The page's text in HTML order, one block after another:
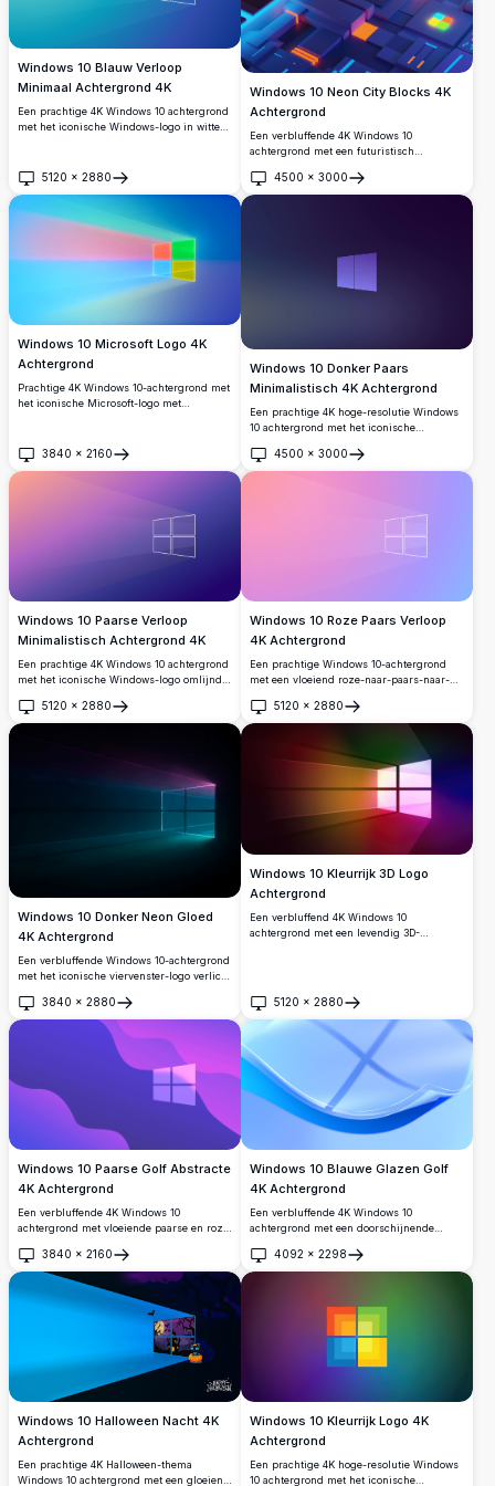
Windows 10 Blauw Verloop
Minimaal Achtergrond 4K
Een prachtige 4K Windows 10 achtergrond
met het iconische Windows-logo in witte
subtiele lichtstraal effecten, perfect voor
moderne desktopinstellingen.
5120 × 2880
Openen
Windows 10 Neon City Blocks 4K
Achtergrond
Een verbluffende 4K Windows 10
achtergrond met een futuristisch
neon oranje en blauwe lichten,
geometrische blokstructuren en het
4500 × 3000
Openen
Windows 10 Microsoft Logo 4K
Achtergrond
Prachtige 4K Windows 10-achtergrond met
het iconische Microsoft-logo met
op een vloeiende verlopende blauwe
achtergrond in ultrahoge resolutie.
3840 × 2160
Openen
Windows 10 Donker Paars
Minimalistisch 4K Achtergrond
Een prachtige 4K hoge-resolutie Windows
10 achtergrond met het iconische
tegen een diepe donkere
verloopachtergrond. Perfect voor een
4500 × 3000
Openen
Windows 10 Paarse Verloop
Minimalistisch Achtergrond 4K
Een prachtige 4K Windows 10 achtergrond
met het iconische Windows-logo omlijnd
oranje verloopachtergrond. Perfect voor
moderne desktops die een strakke,
5120 × 2880
Openen
Windows 10 Roze Paars Verloop
4K Achtergrond
Een prachtige Windows 10-achtergrond
met een vloeiend roze-naar-paars-naar-
witte Windows-logo omtrek, perfect voor
moderne bureaubladesthetiek in ultra-
5120 × 2880
Openen
Windows 10 Donker Neon Gloed
4K Achtergrond
Een verbluffende Windows 10-achtergrond
met het iconische viervenster-logo verlicht
neonlichtstralen tegen een diepe donkere
achtergrond, perfect voor moderne
bureaubladesthetiek.
3840 × 2880
Openen
Windows 10 Kleurrijk 3D Logo
Achtergrond
Een verbluffend 4K Windows 10
achtergrond met een levendig 3D-
dramatische en moderne
desktopachtergrond.
5120 × 2880
Openen
Windows 10 Paarse Golf Abstracte
4K Achtergrond
Een verbluffende 4K Windows 10
achtergrond met vloeiende paarse en roze
logo als middelpunt. Perfect voor
desktopaanpassing met zijn levendige,
moderne esthetiek.
3840 × 2160
Openen
Windows 10 Blauwe Glazen Golf
4K Achtergrond
Een verbluffende 4K Windows 10
achtergrond met een doorschijnende
levendig blauw verloopachtergrond, met
het iconische Windows-logo dat subtiel
4092 × 2298
Openen
Windows 10 Halloween Nacht 4K
Achtergrond
Een prachtige 4K Halloween-thema
Windows 10 achtergrond met een gloeiend
Windows 10 Kleurrijk Logo 4K
Achtergrond
Een prachtige 4K hoge-resolutie Windows
10 achtergrond met het iconische